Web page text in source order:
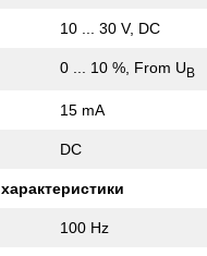
10 ... 30 V, DC
0 ... 10 %, From UB
15 mA
DC
100 Hz